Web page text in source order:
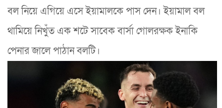
বল নিয়ে এগিয়ে এসে ইয়ামালকে পাস দেন। ইয়ামাল বল
থামিয়ে নিখুঁত এক শটে সাবেক বার্সা গোলরক্ষক ইনাকি
পেনার জালে পাঠান বলটি।